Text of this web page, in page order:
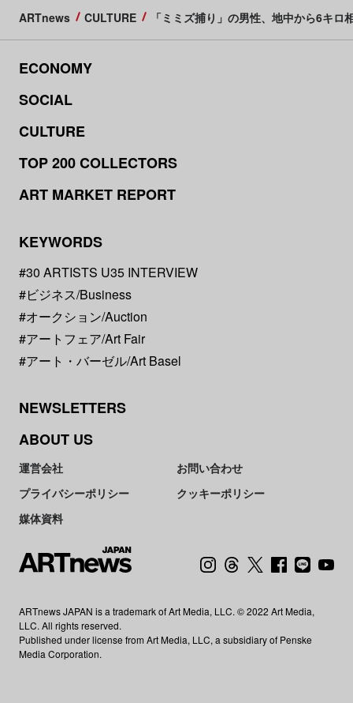
ARTnews CULTURE 「ミミズ捕り」の男性、地中から6キ
ECONOMY
SOCIAL
CULTURE
TOP 200 COLLECTORS
ART MARKET REPORT
KEYWORDS
#30 ARTISTS U35 INTERVIEW
#ビジネス/Business
#オークション/Auction
#アートフェア/Art Fair
#アート・バーゼル/Art Basel
NEWSLETTERS
ABOUT US
運営会社
お問い合わせ
プライバシーポリシー
クッキーポリシー
媒体資料
ARTnews JAPAN is a trademark of Art Media, LLC. © 2022 Art Media,
LLC. All rights reserved.
Published under license from Art Media, LLC, a subsidiary of Penske
Media Corporation.